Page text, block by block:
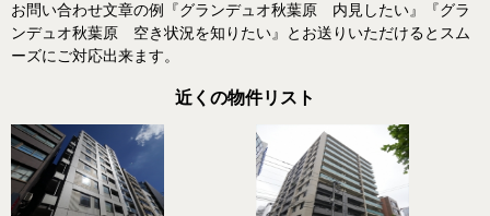
お問い合わせ文章の例『グランデュオ秋葉原 内見したい』『グラ
ンデュオ秋葉原 空き状況を知りたい』とお送りいただけるとスム
ーズにご対応出来ます。
近くの物件リスト